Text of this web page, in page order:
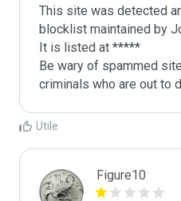
This site was detected
blocklist maintained by
It is listed at *****
Be wary of spammed
criminals who are out to
Utile
Figure10